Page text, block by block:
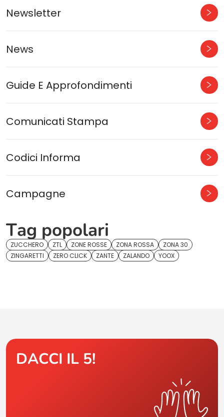
Newsletter
News
Guide E Approfondimenti
Comunicati Stampa
Codici Informa
Campagne
Tag popolari
ZUCCHERO ZTL ZONE ROSSE ZONA ROSSA
ZONA 30
ZINGARETTI
ZERO CLICK ZANTE ZALANDO YOOX
DACCI IL 5!